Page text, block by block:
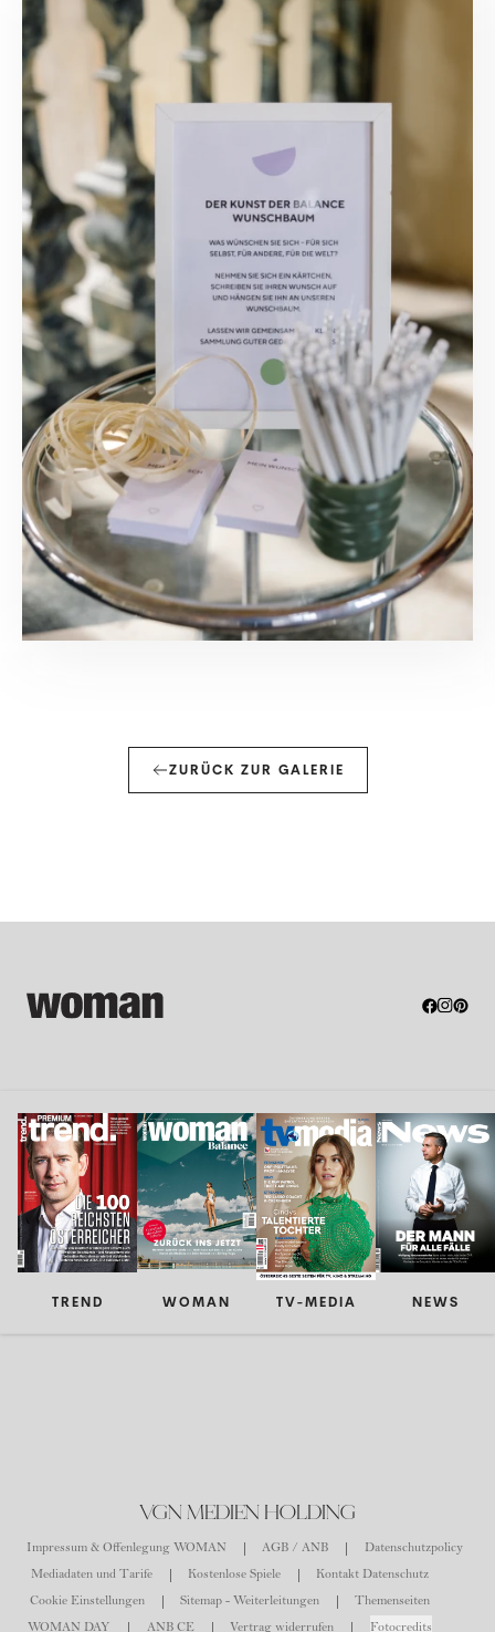
ZURÜCK ZUR GALERIE
TREND WOMAN TV-MEDIA NEWS
VGN MEDIEN HOLDING
Impressum & Offenlegung WOMAN AGB / ANB
Datenschutzpolicy
Mediadaten und Tarife
Kostenlose Spiele
Kontakt Datenschutz
Cookie Einstellungen
Sitemap - Weiterleitungen
Themenseiten
WOMAN DAY
ANB CE Vertrag widerrufen Fotocredits